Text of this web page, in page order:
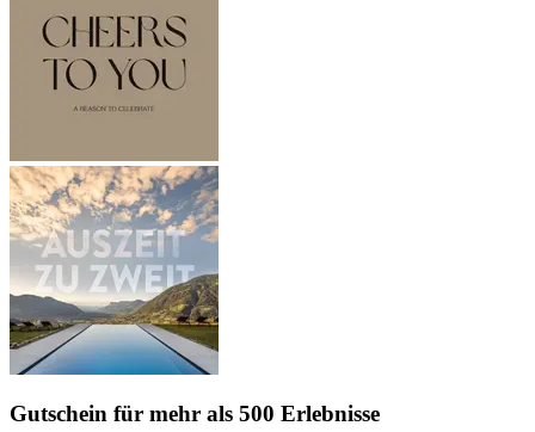
Gutschein für mehr als 500 Erlebnisse